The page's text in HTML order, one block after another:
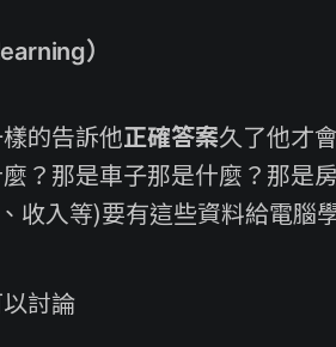
）
的告訴他正確答案久了他才
？那是車子那是什麼？那是
收入等)要有這些資料給電腦
討論